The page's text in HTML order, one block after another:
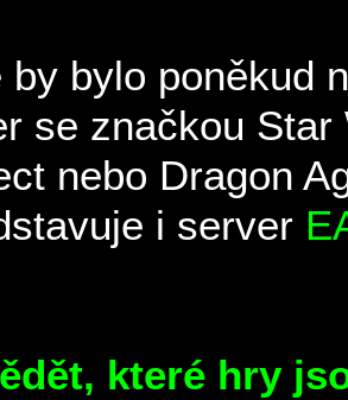
by bylo poněkud
se značkou
nebo Dragon
i server
které hry